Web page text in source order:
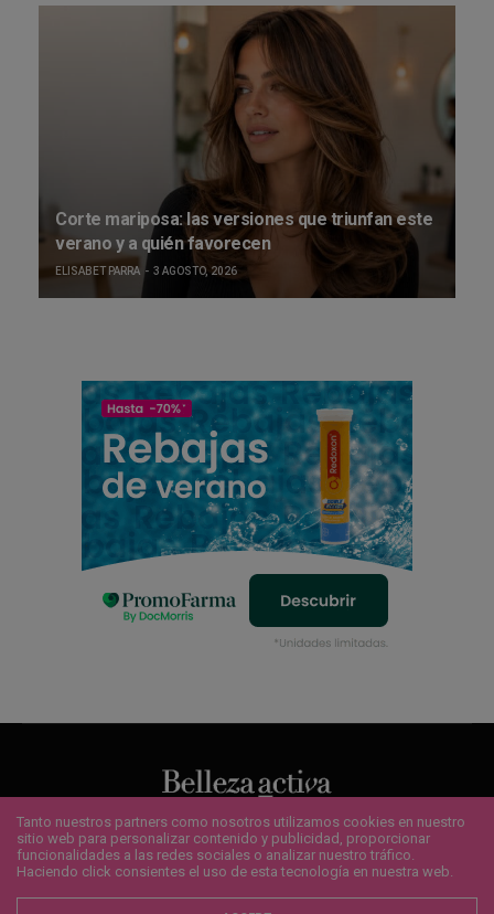
Corte mariposa: las versiones que triunfan este
verano y a quién favorecen
ELISABET PARRA 3 AGOSTO, 2026
QUIENES SOMOS ¿QUIERES ANUNCIARTE?
CONTACTO
POLÍTICA DE COOKIES
AVISO LEGAL SUSCRÍBETE
Copyright 2020 - Bellezaactiva.com - Todos los derechos reservados.
Tanto nuestros partners como nosotros utilizamos cookies en nuestro
sitio web para personalizar contenido y publicidad, proporcionar
funcionalidades a las redes sociales o analizar nuestro tráfico.
Haciendo click consientes el uso de esta tecnología en nuestra web.